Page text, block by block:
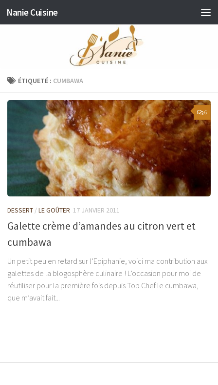
Skip to content
Nanie Cuisine
ÉTIQUETÉ : CUMBAWA
6
DESSERT /LE GOÛTER 17 JANVIER 2011
Galette crème d’amandes au citron vert et
cumbawa
Un petit peu en retard sur l’Epiphanie, voici ma contribution aux
galettes de la blogosphère culinaire ! L’occasion pour moi de
réutiliser pour la première fois depuis Top Chef le cumbawa,
que m’avait fait...